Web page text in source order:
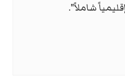
شاملاً".